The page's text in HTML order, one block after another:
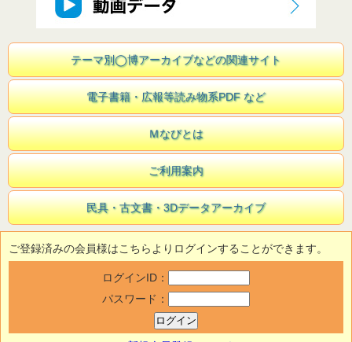
テーマ別◯博アーカイブなどの関連サイト
電子書籍・広報等読み物系PDF など
Ｍなびとは
ご利用案内
民具・古文書・3Dデータアーカイブ
ご登録済みの会員様はこちらよりログインすることができます。
ログインID：
パスワード：